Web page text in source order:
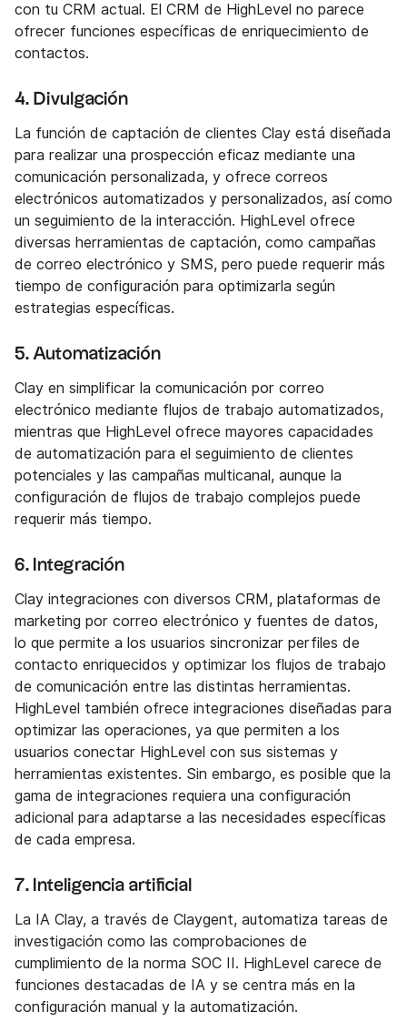
con tu CRM actual. El CRM de HighLevel no parece
ofrecer funciones específicas de enriquecimiento de
contactos.
4. Divulgación
La función de captación de clientes Clay está diseñada
para realizar una prospección eficaz mediante una
comunicación personalizada, y ofrece correos
electrónicos automatizados y personalizados, así como
un seguimiento de la interacción. HighLevel ofrece
diversas herramientas de captación, como campañas
de correo electrónico y SMS, pero puede requerir más
tiempo de configuración para optimizarla según
estrategias específicas.
5. Automatización
Clay en simplificar la comunicación por correo
electrónico mediante flujos de trabajo automatizados,
mientras que HighLevel ofrece mayores capacidades
de automatización para el seguimiento de clientes
potenciales y las campañas multicanal, aunque la
configuración de flujos de trabajo complejos puede
requerir más tiempo.
6. Integración
Clay integraciones con diversos CRM, plataformas de
marketing por correo electrónico y fuentes de datos,
lo que permite a los usuarios sincronizar perfiles de
contacto enriquecidos y optimizar los flujos de trabajo
de comunicación entre las distintas herramientas.
HighLevel también ofrece integraciones diseñadas para
optimizar las operaciones, ya que permiten a los
usuarios conectar HighLevel con sus sistemas y
herramientas existentes. Sin embargo, es posible que la
gama de integraciones requiera una configuración
adicional para adaptarse a las necesidades específicas
de cada empresa.
7. Inteligencia artificial
La IA Clay, a través de Claygent, automatiza tareas de
investigación como las comprobaciones de
cumplimiento de la norma SOC II. HighLevel carece de
funciones destacadas de IA y se centra más en la
configuración manual y la automatización.